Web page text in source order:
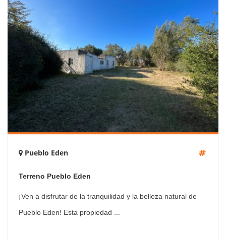
Pueblo Eden
Terreno Pueblo Eden
¡Ven a disfrutar de la tranquilidad y la belleza natural de
Pueblo Eden! Esta propiedad ...